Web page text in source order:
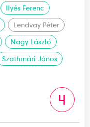
Ilyés Ferenc
Lendvay Péter
Nagy László
Szathmári János
4